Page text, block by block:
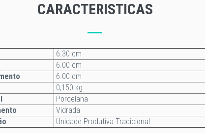
CARACTERISTICAS
6.30 cm
6.00 cm
6.00 cm
0,150 kg
Porcelana
Vidrada
Unidade Produtiva Tradicional